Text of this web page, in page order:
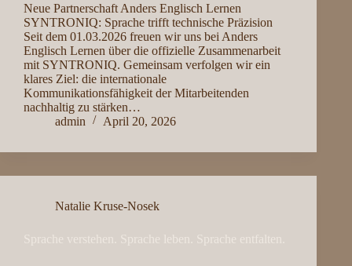
Neue Partnerschaft Anders Englisch Lernen
SYNTRONIQ: Sprache trifft technische Präzision
Seit dem 01.03.2026 freuen wir uns bei Anders
Englisch Lernen über die offizielle Zusammenarbeit
mit SYNTRONIQ. Gemeinsam verfolgen wir ein
klares Ziel: die internationale
Kommunikationsfähigkeit der Mitarbeitenden
nachhaltig zu stärken…
admin
April 20, 2026
Natalie Kruse-Nosek